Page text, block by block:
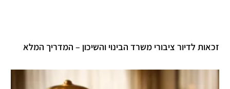
זכאות לדיור ציבורי משרד הבינוי והשיכון – המדריך המלא